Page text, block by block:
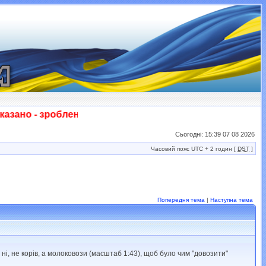
- зроблено! Слава ЗСУ!!!
Сьогодні: 15:39 07 08 2026
Часовий пояс UTC + 2 годин [ DST ]
Попередня тема | Наступна тема
не корів, а молоковози (масштаб 1:43), щоб було чим "довозити"